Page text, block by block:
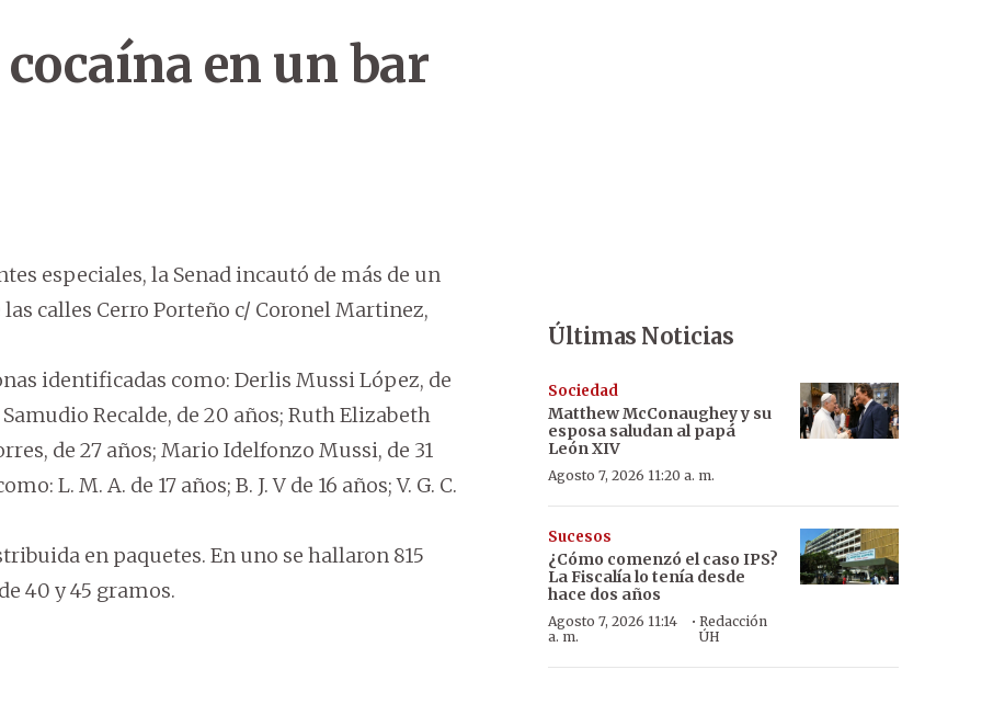
en un bar
especiales, la Senad incautó de más de un
calles Cerro Porteño c/ Coronel Martinez,
identificadas como: Derlis Mussi López, de
Recalde, de 20 años; Ruth Elizabeth
de 27 años; Mario Idelfonzo Mussi, de 31
L. M. A. de 17 años; B. J. V de 16 años; V. G. C.
en paquetes. En uno se hallaron 815
40 y 45 gramos.
Últimas Noticias
Sociedad
Matthew McConaughey y su
esposa saludan al papá
León XIV
Agosto 7, 2026 11:20 a. m.
Sucesos
¿Cómo comenzó el caso IPS?
La Fiscalía lo tenía desde
hace dos años
Agosto 7, 2026 11:14
a. m.
· Redacción
ÚH